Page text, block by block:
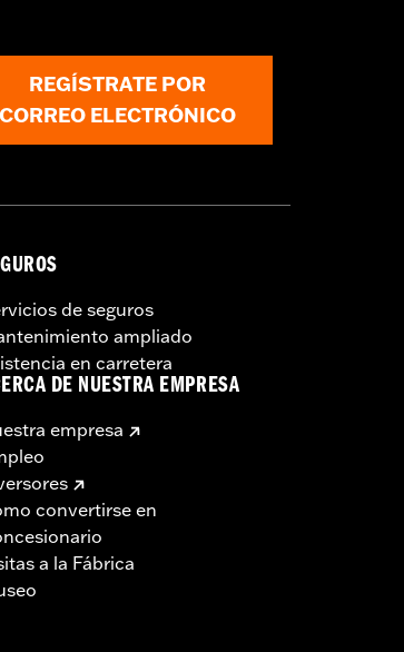
REGÍSTRATE POR
CORREO ELECTRÓNICO
de seguros
ampliado
en carretera
DE NUESTRA EMPRESA
empresa
convertirse en
a la Fábrica